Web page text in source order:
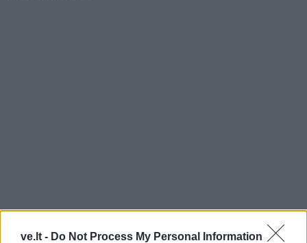
ve.lt - Do Not Process My Personal Information